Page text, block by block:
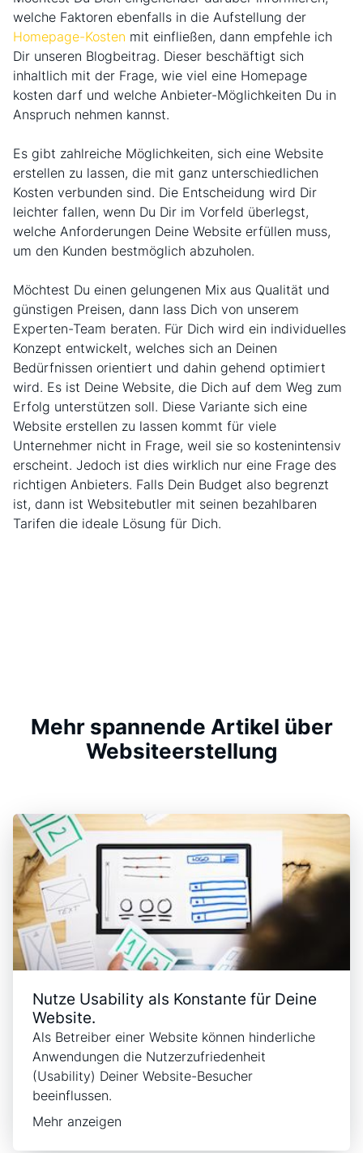
welche Faktoren ebenfalls in die Aufstellung der
Homepage-Kosten mit einfließen, dann empfehle ich
Dir unseren Blogbeitrag. Dieser beschäftigt sich
inhaltlich mit der Frage, wie viel eine Homepage
kosten darf und welche Anbieter-Möglichkeiten Du in
Anspruch nehmen kannst.
Es gibt zahlreiche Möglichkeiten, sich eine Website
erstellen zu lassen, die mit ganz unterschiedlichen
Kosten verbunden sind. Die Entscheidung wird Dir
leichter fallen, wenn Du Dir im Vorfeld überlegst,
welche Anforderungen Deine Website erfüllen muss,
um den Kunden bestmöglich abzuholen.
Möchtest Du einen gelungenen Mix aus Qualität und
günstigen Preisen, dann lass Dich von unserem
Experten-Team beraten. Für Dich wird ein individuelles
Konzept entwickelt, welches sich an Deinen
Bedürfnissen orientiert und dahin gehend optimiert
wird. Es ist Deine Website, die Dich auf dem Weg zum
Erfolg unterstützen soll. Diese Variante sich eine
Website erstellen zu lassen kommt für viele
Unternehmer nicht in Frage, weil sie so kostenintensiv
erscheint. Jedoch ist dies wirklich nur eine Frage des
richtigen Anbieters. Falls Dein Budget also begrenzt
ist, dann ist Websitebutler mit seinen bezahlbaren
Tarifen die ideale Lösung für Dich.
Mehr spannende Artikel über
Websiteerstellung
Nutze Usability als Konstante für Deine
Website.
Als Betreiber einer Website können hinderliche
Anwendungen die Nutzerzufriedenheit
(Usability) Deiner Website-Besucher
beeinflussen.
Mehr anzeigen